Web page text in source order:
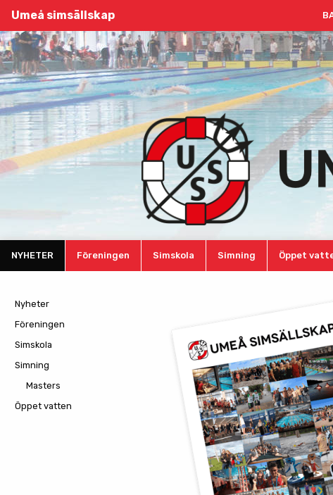
Umeå simsällskap
NYHETER Föreningen Simskola Simning Öppet
Nyheter
Föreningen
Simskola
Simning
Masters
Öppet vatten